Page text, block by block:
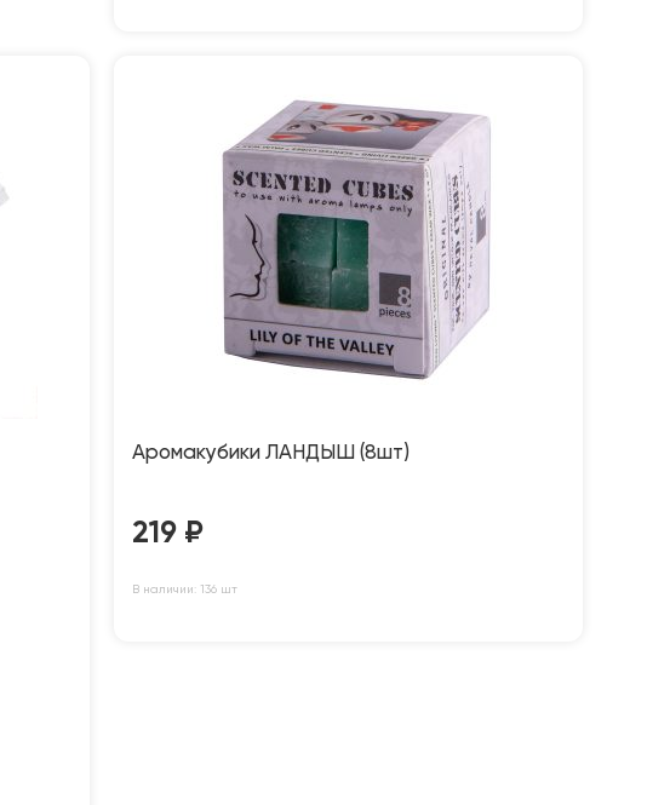
Аромакубики ЛАНДЫШ (8шт)
219 ₽
В наличии: 136 шт